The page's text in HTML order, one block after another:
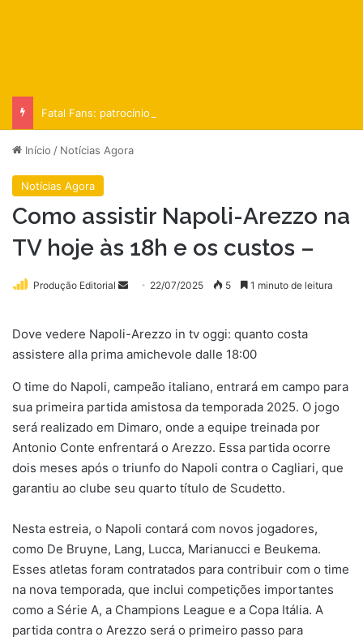
Início / Notícias Agora
Notícias Agora
Como assistir Napoli-Arezzo na
TV hoje às 18h e os custos –
Produção Editorial
Mande
mail
22/07/2025 5 1 minuto de leitura
Dove vedere Napoli-Arezzo in tv oggi: quanto costa
assistere alla prima amichevole dalle 18:00
O time do Napoli, campeão italiano, entrará em campo para
sua primeira partida amistosa da temporada 2025. O jogo
será realizado em Dimaro, onde a equipe treinada por
Antonio Conte enfrentará o Arezzo. Essa partida ocorre
dois meses após o triunfo do Napoli contra o Cagliari, que
garantiu ao clube seu quarto título de Scudetto.
Nesta estreia, o Napoli contará com novos jogadores,
como De Bruyne, Lang, Lucca, Marianucci e Beukema.
Esses atletas foram contratados para contribuir com o time
na nova temporada, que inclui competições importantes
como a Série A, a Champions League e a Copa Itália. A
partida contra o Arezzo será o primeiro passo para